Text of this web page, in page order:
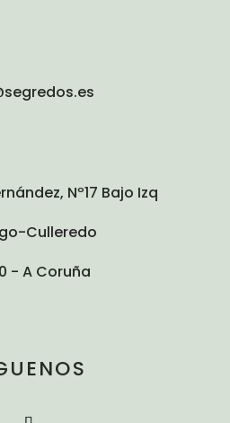
Nº17 Bajo Izq
Culleredo
- A Coruña